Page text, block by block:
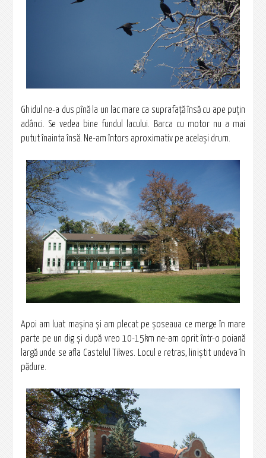
Ghidul ne-a dus pînă la un lac mare ca suprafaţă însă cu ape puţin
adânci. Se vedea bine fundul lacului. Barca cu motor nu a mai
putut înainta însă. Ne-am întors aproximativ pe acelaşi drum.
Apoi am luat maşina şi am plecat pe şoseaua ce merge în mare
parte pe un dig şi după vreo 10-15km ne-am oprit într-o poiană
largă unde se afla Castelul Tikves. Locul e retras, liniştit undeva în
pădure.